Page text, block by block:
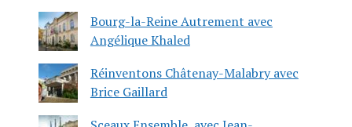
Bourg-la-Reine Autrement avec
Angélique Khaled
Réinventons Châtenay-Malabry avec
Brice Gaillard